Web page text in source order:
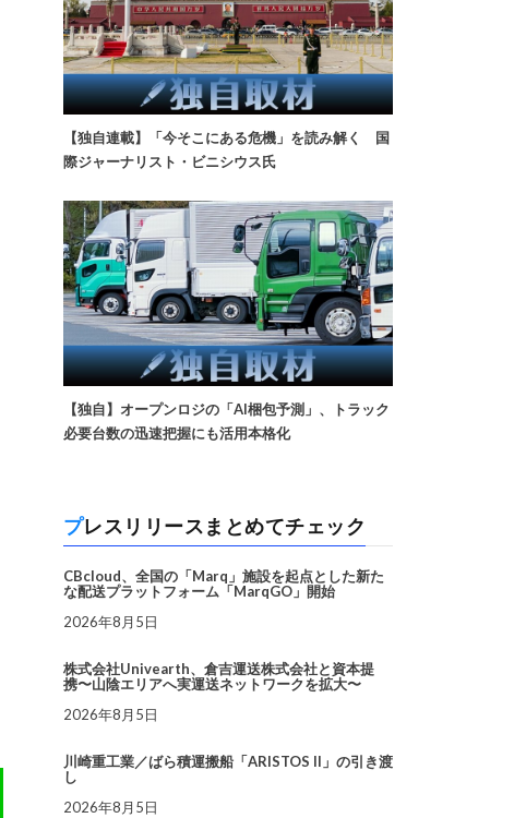
【独自連載】「今そこにある危機」を読み解く 国
際ジャーナリスト・ビニシウス氏
【独自】オープンロジの「AI梱包予測」、トラック
必要台数の迅速把握にも活用本格化
プレスリリースまとめてチェック
CBcloud、全国の「Marq」施設を起点とした新た
な配送プラットフォーム「MarqGO」開始
2026年8月5日
株式会社Univearth、倉吉運送株式会社と資本提
携〜山陰エリアへ実運送ネットワークを拡大〜
2026年8月5日
川崎重工業／ばら積運搬船「ARISTOS II」の引き渡
し
2026年8月5日